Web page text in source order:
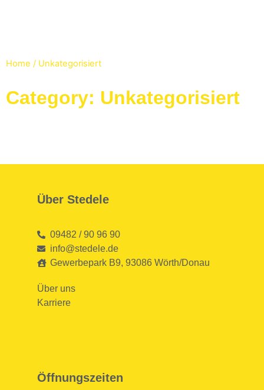
Home / Unkategorisiert
Category: Unkategorisiert
Über Stedele
09482 / 90 96 90
info@stedele.de
Gewerbepark B9, 93086 Wörth/Donau
Über uns
Karriere
Öffnungszeiten